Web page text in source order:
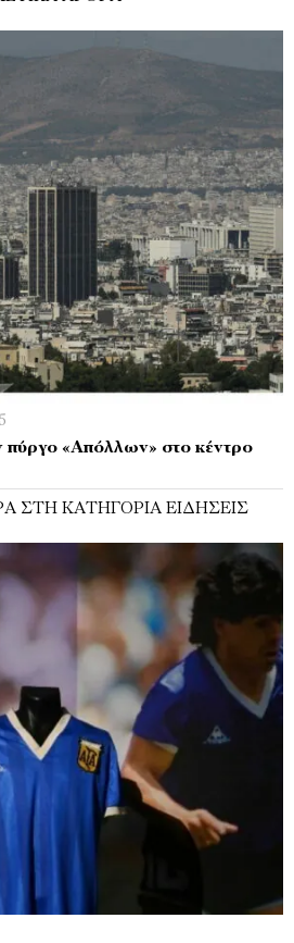
πύργο «Απόλλων» στο κέντρο
ΣΤΗ ΚΑΤΗΓΟΡΊΑ ΕΙΔΉΣΕΙΣ